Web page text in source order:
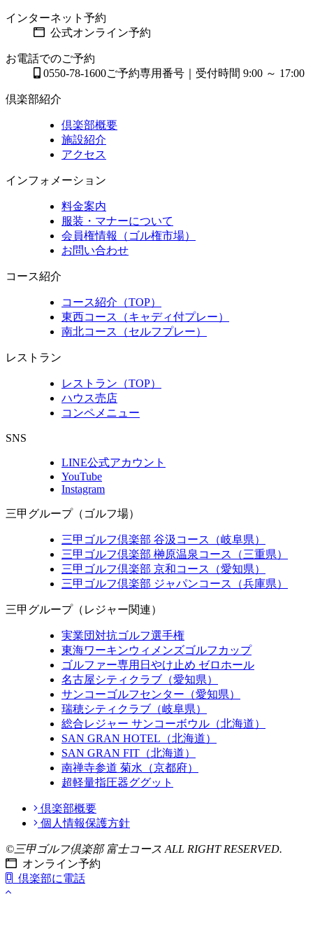
インターネット予約
公式オンライン予約
お電話でのご予約
0550-78-1600ご予約専用番号｜受付時間 9:00 ～ 17:00
倶楽部紹介
倶楽部概要
施設紹介
アクセス
インフォメーション
料金案内
服装・マナーについて
会員権情報（ゴル権市場）
お問い合わせ
コース紹介
コース紹介（TOP）
東西コース（キャディ付プレー）
南北コース（セルフプレー）
レストラン
レストラン（TOP）
ハウス売店
コンペメニュー
SNS
LINE公式アカウント
YouTube
Instagram
三甲グループ（ゴルフ場）
三甲ゴルフ倶楽部 谷汲コース（岐阜県）
三甲ゴルフ倶楽部 榊原温泉コース（三重県）
三甲ゴルフ倶楽部 京和コース（愛知県）
三甲ゴルフ倶楽部 ジャパンコース（兵庫県）
三甲グループ（レジャー関連）
実業団対抗ゴルフ選手権
東海ワーキンウィメンズゴルフカップ
ゴルファー専用日やけ止め ゼロホール
名古屋シティクラブ（愛知県）
サンコーゴルフセンター（愛知県）
瑞穂シティクラブ（岐阜県）
総合レジャー サンコーボウル（北海道）
SAN GRAN HOTEL（北海道）
SAN GRAN FIT（北海道）
南禅寺参道 菊水（京都府）
超軽量指圧器ググット
倶楽部概要
個人情報保護方針
©三甲ゴルフ倶楽部 富士コース ALL RIGHT RESERVED.
オンライン予約
倶楽部に電話